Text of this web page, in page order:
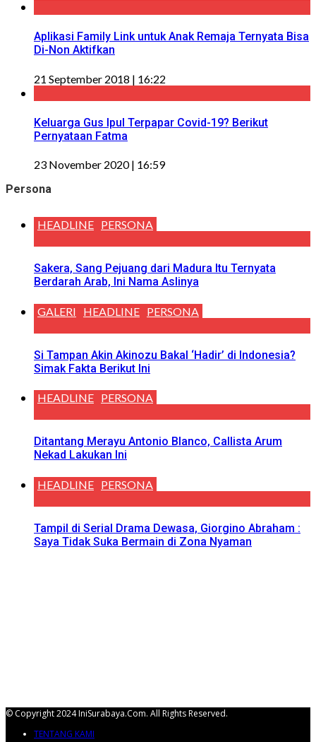
Aplikasi Family Link untuk Anak Remaja Ternyata Bisa
Di-Non Aktifkan
21 September 2018 | 16:22
Keluarga Gus Ipul Terpapar Covid-19? Berikut
Pernyataan Fatma
23 November 2020 | 16:59
Persona
HEADLINE PERSONA
Sakera, Sang Pejuang dari Madura Itu Ternyata
Berdarah Arab, Ini Nama Aslinya
GALERI HEADLINE PERSONA
Si Tampan Akin Akinozu Bakal ‘Hadir’ di Indonesia?
Simak Fakta Berikut Ini
HEADLINE PERSONA
Ditantang Merayu Antonio Blanco, Callista Arum
Nekad Lakukan Ini
HEADLINE PERSONA
Tampil di Serial Drama Dewasa, Giorgino Abraham :
Saya Tidak Suka Bermain di Zona Nyaman
© Copyright 2024 IniSurabaya.com. All Rights Reserved.
TENTANG KAMI